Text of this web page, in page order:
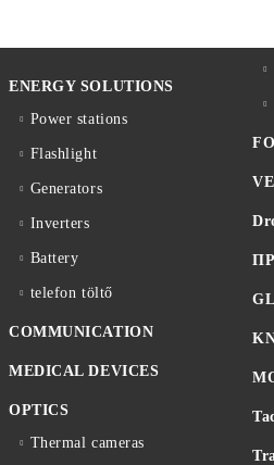
ENERGY SOLUTIONS
Power stations
Flashlight
Generators
Inverters
Battery
telefon töltő
COMMUNICATION
MEDICAL DEVICES
OPTICS
Thermal cameras